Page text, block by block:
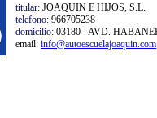
titular: JOAQUIN E HIJOS, S.L.
telefono: 966705238
domicilio: 03180 - AVD.
email:info@autoescuelajoaquin.com